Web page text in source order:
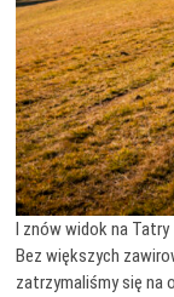
I znów widok na Tatry
Bez większych
zatrzymaliśmy się na